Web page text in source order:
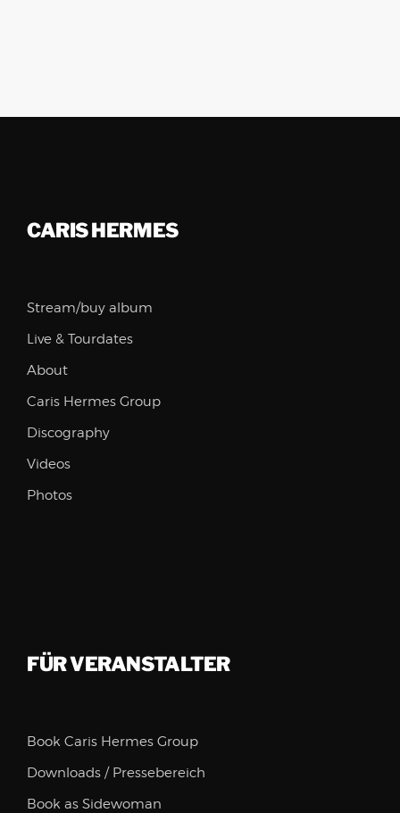
CARIS HERMES
Stream/buy album
Live & Tourdates
About
Caris Hermes Group
Discography
Videos
Photos
FÜR VERANSTALTER
Book Caris Hermes Group
Downloads / Pressebereich
Book as Sidewoman